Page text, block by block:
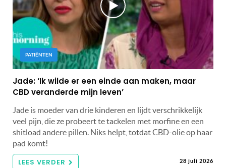
PATIËNTEN
Jade: ‘Ik wilde er een einde aan maken, maar
CBD veranderde mijn leven’
Jade is moeder van drie kinderen en lijdt verschrikkelijk
veel pijn, die ze probeert te tackelen met morfine en een
shitload andere pillen. Niks helpt, totdat CBD-olie op haar
pad komt!
LEES VERDER 28 juli 2026